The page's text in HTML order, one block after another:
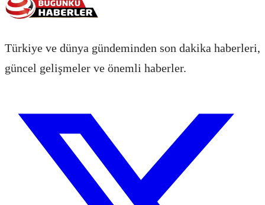
Türkiye ve dünya gündeminden son dakika haberleri,
güncel gelişmeler ve önemli haberler.